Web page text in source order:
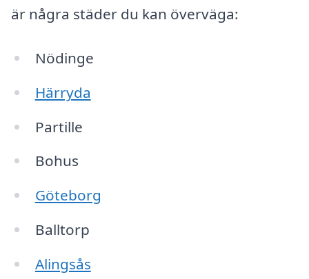
är några städer du kan överväga:
Nödinge
Härryda
Partille
Bohus
Göteborg
Balltorp
Alingsås